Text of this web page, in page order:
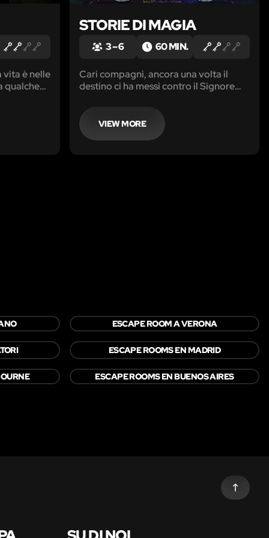
vita è nelle
qualche
STORIE DI MAGIA
3 – 6 60 MIN.
Cari compagni, ancora una volta il
destino ci ha messi contro il Signore
ancora più potente.
VIEW MORE
ESCAPE ROOM A VERONA
ESCAPE ROOMS EN MADRID
ESCAPE ROOMS EN BUENOS AIRES